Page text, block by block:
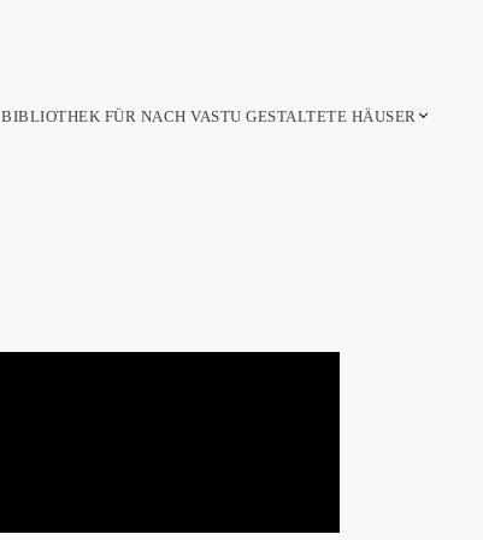
BIBLIOTHEK FÜR NACH VASTU GESTALTETE HÄUSER